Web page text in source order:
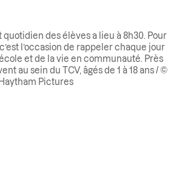
des élèves a lieu à 8h30. Pour
l’occasion de rappeler chaque jour
et de la vie en communauté. Près
au sein du TCV, âgés de 1 à 18 ans / ©
Pictures